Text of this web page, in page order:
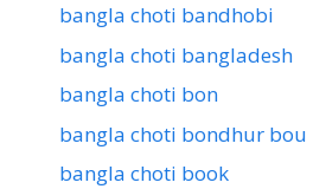
bangla choti bandhobi
bangla choti bangladesh
bangla choti bon
bangla choti bondhur bou
bangla choti book